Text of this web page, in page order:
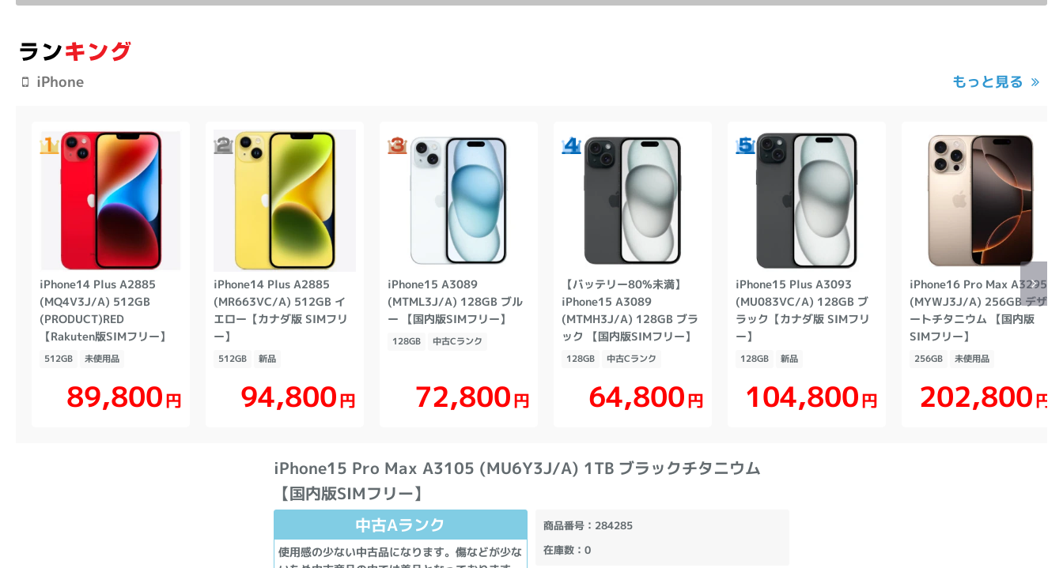
iPhone もっと見る
iPhone14 Plus A2885
(MQ4V3J/A) 512GB
(PRODUCT)RED
【Rakuten版SIMフリー】
512GB 未使用品
89,800円
iPhone14 Plus A2885
(MR663VC/A) 512GB イ
エロー【カナダ版 SIMフリ
ー】
512GB 新品
94,800円
iPhone15 A3089
(MTML3J/A) 128GB ブル
ー 【国内版SIMフリー】
128GB 中古Cランク
72,800円
【バッテリー80%未満】
iPhone15 A3089
(MTMH3J/A) 128GB ブラ
ック 【国内版SIMフリー】
128GB 中古Cランク
64,800円
iPhone15 Plus A3093
(MU083VC/A) 128GB ブ
ラック【カナダ版 SIMフリ
ー】
128GB 新品
104,800円
iPhone16 Pro Max A3295
(MYWJ3J/A) 256GB デザ
ートチタニウム 【国内版
SIMフリー】
256GB 未使用品
202,800円
iPhone15 Pro Max A3105 (MU6Y3J/A) 1TB ブラックチタニウム
【国内版SIMフリー】
中古Aランク
使用感の少ない中古品になります。傷などが少な
商品番号：284285
在庫数：0